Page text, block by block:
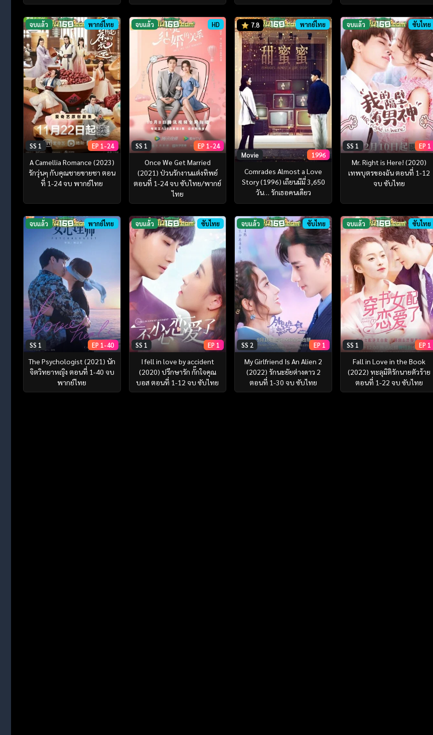
จบแล้ว พากย์ไทย
SS 1 EP 1-24
A Camellia Romance (2023)
รักวุ่นๆ กับคุณชายขายชา ตอน
ที่ 1-24 จบ พากย์ไทย
จบแล้ว HD
SS 1 EP 1-24
Once We Get Married
(2021) ป่วนรักงานแต่งทิพย์
ตอนที่ 1-24 จบ ซับไทย/พากย์
ไทย
7.8 พากย์ไทย
Movie 1996
Comrades Almost a Love
Story (1996) เถียนมีมี่ 3,650
วัน… รักเธอคนเดียว
จบแล้ว ซับไทย
SS 1 EP 1
Mr. Right is Here! (2020)
เทพบุตรของฉัน ตอนที่ 1-12
จบ ซับไทย
จบแล้ว พากย์ไทย
SS 1 EP 1-40
The Psychologist (2021) นัก
จิตวิทยาหญิง ตอนที่ 1-40 จบ
พากย์ไทย
จบแล้ว ซับไทย
SS 1 EP 1
I fell in love by accident
(2020) ปรึกษารัก กั๊กใจคุณ
บอส ตอนที่ 1-12 จบ ซับไทย
จบแล้ว ซับไทย
SS 2 EP 1
My Girlfriend Is An Alien 2
(2022) รักนะยัยต่างดาว 2
ตอนที่ 1-30 จบ ซับไทย
จบแล้ว ซับไทย
SS 1 EP 1
Fall in Love in the Book
(2022) ทะลุมิติรักนายตัวร้าย
ตอนที่ 1-22 จบ ซับไทย